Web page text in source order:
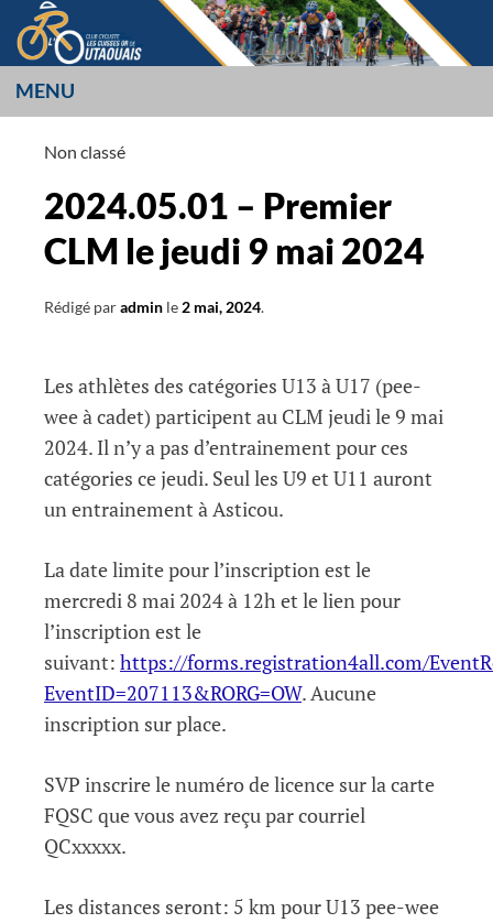
Aller
au
contenu
LES CUISSES OR
L’OUTAOUAIS
MENU
Non classé
2024.05.01 – Premier
CLM le jeudi 9 mai 2024
Rédigé paradmin le2 mai, 2024.
Les athlètes des catégories U13 à U17 (pee-
wee à cadet) participent au CLM jeudi le 9 mai
2024. Il n’y a pas d’entrainement pour ces
catégories ce jeudi. Seul les U9 et U11 auront
un entrainement à Asticou.
La date limite pour l’inscription est le
mercredi 8 mai 2024 à 12h et le lien pour
l’inscription est le
suivant: https://forms.registration4all.com/
EventID=207113&RORG=OW. Aucune
inscription sur place.
SVP inscrire le numéro de licence sur la carte
FQSC que vous avez reçu par courriel
QCxxxxx.
Les distances seront: 5 km pour U13 pee-wee